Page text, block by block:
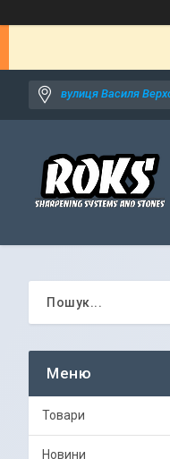
вулиця Василя
Товари
Новини